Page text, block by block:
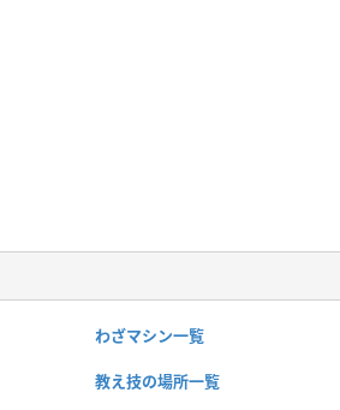
わざマシン一覧
教え技の場所一覧